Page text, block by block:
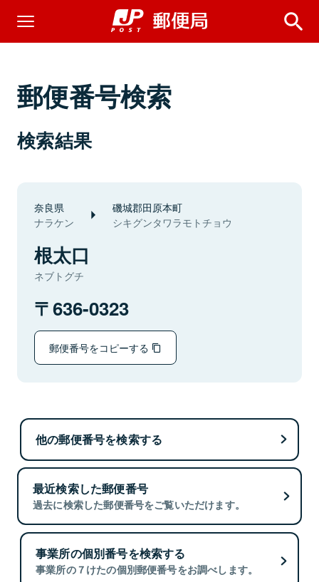
郵便番号検索
検索結果
奈良県
ナラケン
磯城郡田原本町
シキグンタワラモトチョウ
根太口
ネブトグチ
636-0323
郵便番号をコピーする
他の郵便番号を検索する
最近検索した郵便番号
過去に検索した郵便番号をご覧いただけます。
事業所の個別番号を検索する
事業所の７けたの個別郵便番号をお調べします。